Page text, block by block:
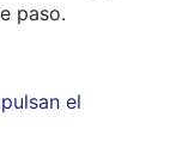
paso.
el